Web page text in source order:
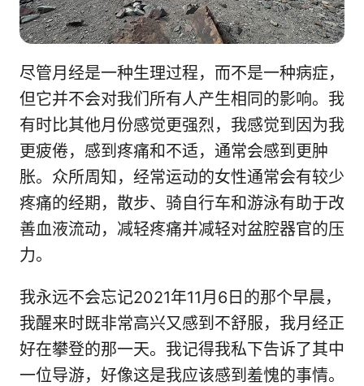
尽管月经是一种生理过程，而不是一种病症，
但它并不会对我们所有人产生相同的影响。我
有时比其他月份感觉更强烈，我感觉到因为我
更疲倦，感到疼痛和不适，通常会感到更肿
胀。众所周知，经常运动的女性通常会有较少
疼痛的经期，散步、骑自行车和游泳有助于改
善血液流动，减轻疼痛并减轻对盆腔器官的压
力。
我永远不会忘记2021年11月6日的那个早晨，
我醒来时既非常高兴又感到不舒服，我月经正
好在攀登的那一天。我记得我私下告诉了其中
一位导游，好像这是我应该感到羞愧的事情。